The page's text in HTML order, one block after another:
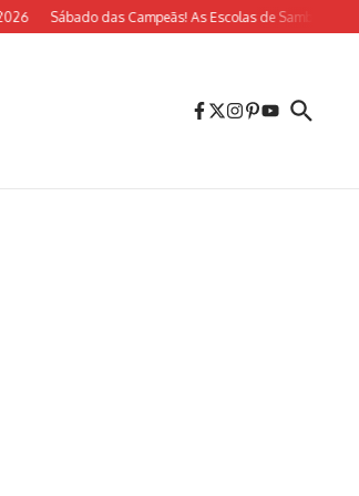
Sábado das Campeãs! As Escolas de Samba do Rio